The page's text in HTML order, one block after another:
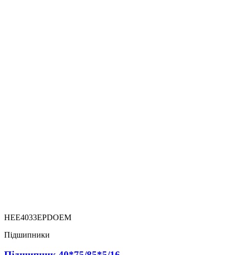
HEE4033EPDOEM
Підшипники